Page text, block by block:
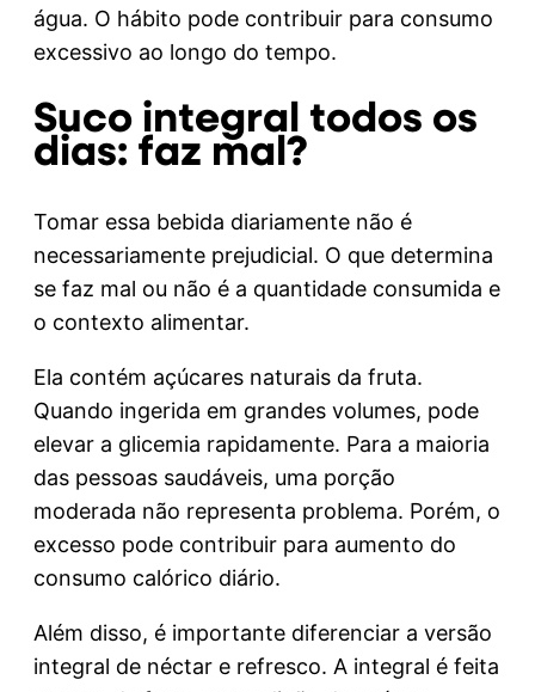
água. O hábito pode contribuir para consumo
excessivo ao longo do tempo.
Suco integral todos os
dias: faz mal?
Tomar essa bebida diariamente não é
necessariamente prejudicial. O que determina
se faz mal ou não é a quantidade consumida e
o contexto alimentar.
Ela contém açúcares naturais da fruta.
Quando ingerida em grandes volumes, pode
elevar a glicemia rapidamente. Para a maioria
das pessoas saudáveis, uma porção
moderada não representa problema. Porém, o
excesso pode contribuir para aumento do
consumo calórico diário.
Além disso, é importante diferenciar a versão
integral de néctar e refresco. A integral é feita